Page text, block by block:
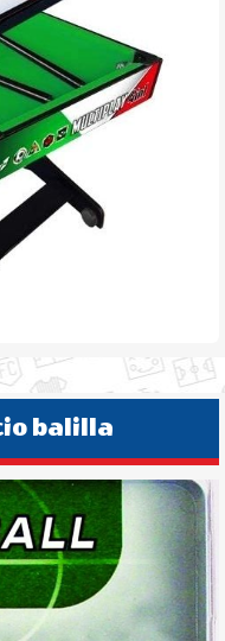
balilla